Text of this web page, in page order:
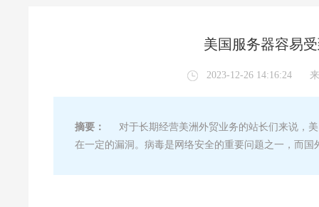
美国服务器容易
2023-12-26 14:16:24
摘要：
对于长期经营美洲外贸业务的站长们来说，
在一定的漏洞。病毒是网络安全的重要问题之一，而